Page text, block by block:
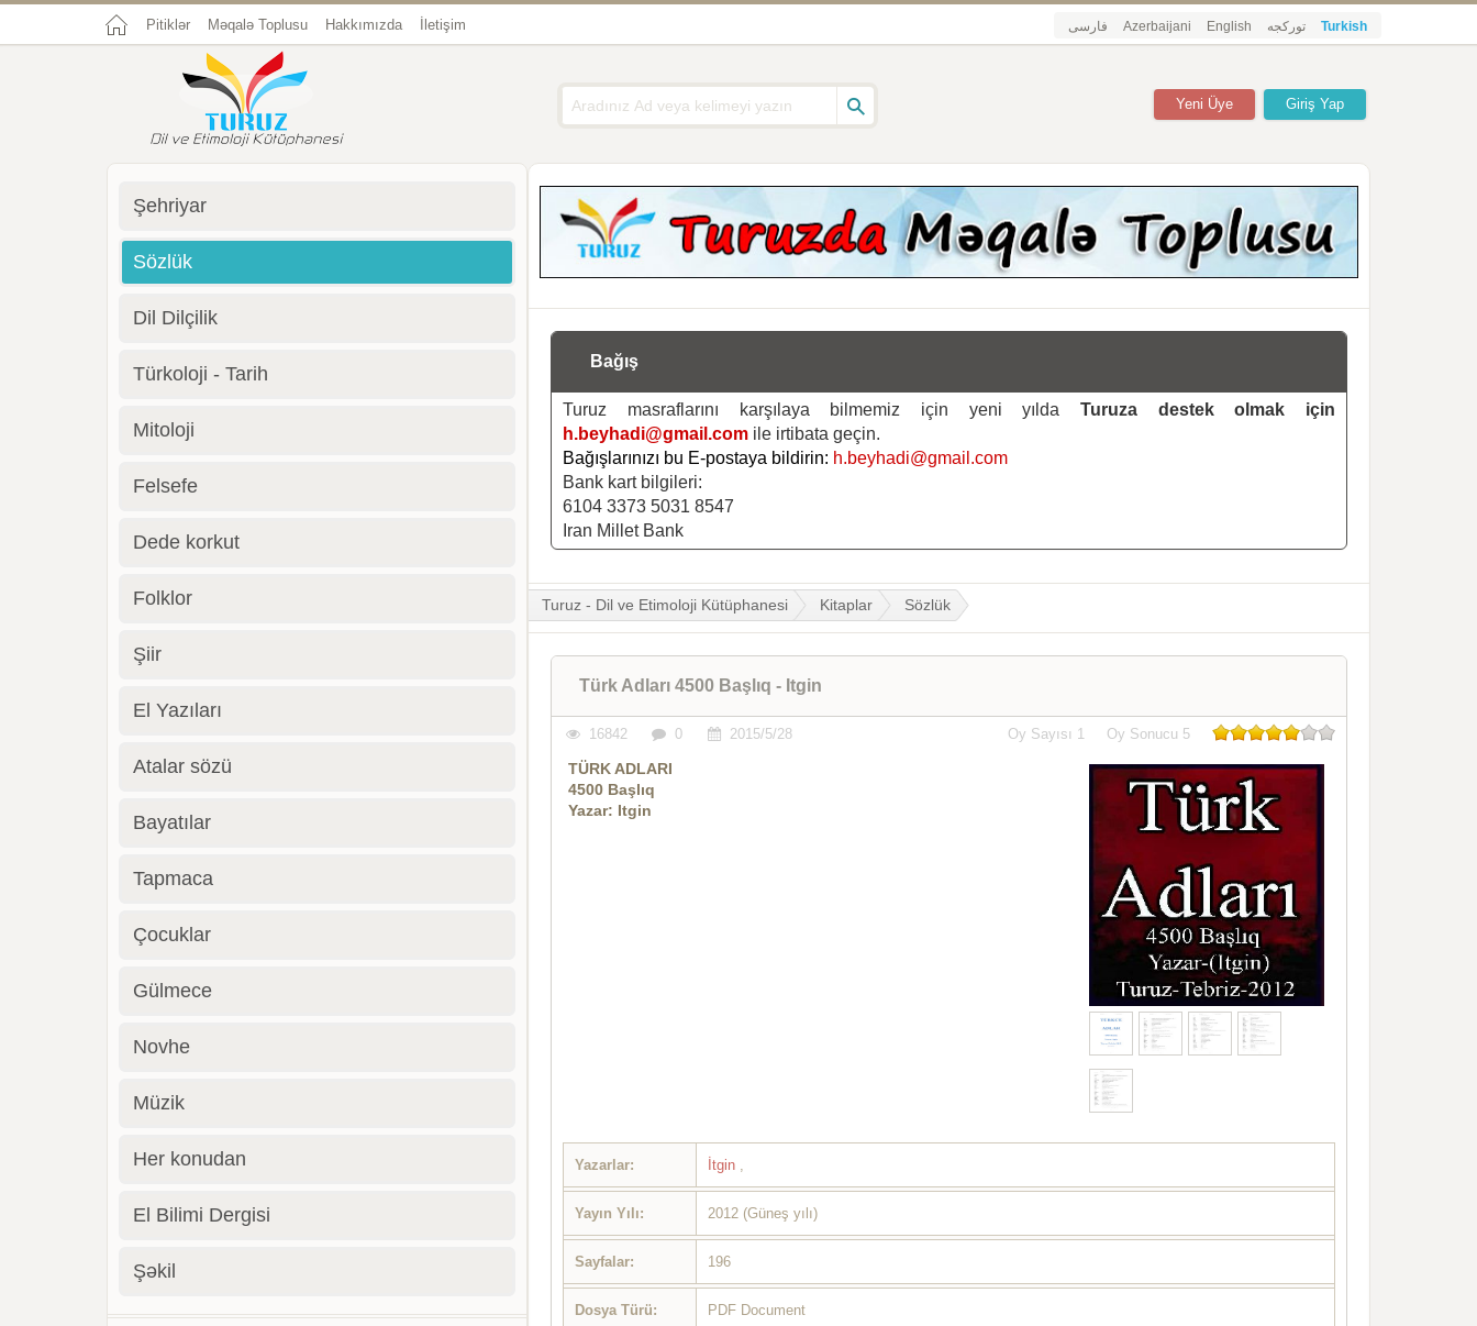
Pitiklər Məqalə Toplusu Hakkımızda İletişim فارسی Azerbaijani English تورکجه Turkish
Giriş Yap
Yeni Üye
Bağış
Turuz masraflarını karşılaya bilmemiz için yeni yıldaTuruza destek olmak için
h.beyhadi@gmail.com ile irtibata geçin.
Bağışlarınızı bu E-postaya bildirin: h.beyhadi@gmail.com
Bank kart bilgileri:
6104 3373 5031 8547
Iran Millet Bank
Turuz - Dil ve Etimoloji Kütüphanesi Kitaplar Sözlük
Türk Adları 4500 Başlıq - Itgin
16842 0 2015/5/28 Oy Sayısı 1 Oy Sonucu 5
TÜRK ADLARI
4500 Başlıq
Yazar: Itgin
Yazarlar: İtgin ,
Yayın Yılı: 2012 (Güneş yılı)
Sayfalar: 196
Dosya Türü: PDF Document
Şehriyar
Sözlük
Dil Dilçilik
Türkoloji - Tarih
Mitoloji
Felsefe
Dede korkut
Folklor
Şiir
El Yazıları
Atalar sözü
Bayatılar
Tapmaca
Çocuklar
Gülmece
Novhe
Müzik
Her konudan
El Bilimi Dergisi
Şəkil